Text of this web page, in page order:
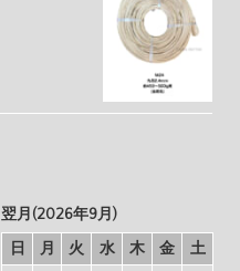
翌月(2026年9月)
日
月 火 水 木 金
土